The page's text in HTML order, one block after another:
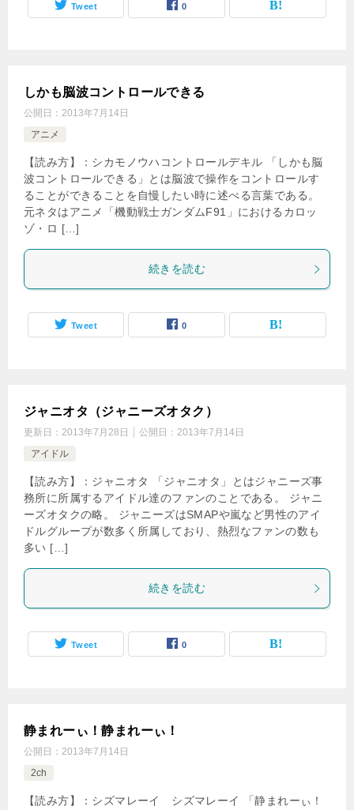
Tweet 0
しかも脳波コントロールできる
公開日： 2013年7月14日
アニメ
【読み方】：シカモノウハコントロールデキル 「しかも脳
波コントロールできる」とは脳波で操作をコントロールす
ることができることを自慢したい時に述べる言葉である。
元ネタはアニメ「機動戦士ガンダムF91」におけるカロッ
ゾ・ロ […]
続きを読む
Tweet 0
ジャニオタ（ジャニーズオタク）
更新日： 2013年7月28日 公開日： 2013年7月14日
アイドル
【読み方】：ジャニオタ 「ジャニオタ」とはジャニーズ事
務所に所属するアイドル達のファンのことである。 ジャニ
ーズオタクの略。 ジャニーズはSMAPや嵐など男性のアイ
ドルグループが数多く所属しており、熱烈なファンの数も
多い […]
続きを読む
Tweet 0
静まれーぃ！静まれーぃ！
公開日： 2013年7月14日
2ch
【読み方】：シズマレーイ シズマレーイ 「静まれーぃ！